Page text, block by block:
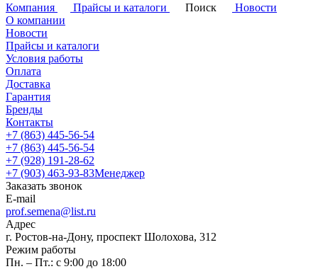
Компания
Прайсы и каталоги Поиск
Новости
О компании
Новости
Прайсы и каталоги
Условия работы
Оплата
Доставка
Гарантия
Бренды
Контакты
+7 (863) 445-56-54
+7 (863) 445-56-54
+7 (928) 191-28-62
+7 (903) 463-93-83Менеджер
Заказать звонок
E-mail
prof.semena@list.ru
Адрес
г. Ростов-на-Дону, проспект Шолохова, 312
Режим работы
Пн. – Пт.: с 9:00 до 18:00